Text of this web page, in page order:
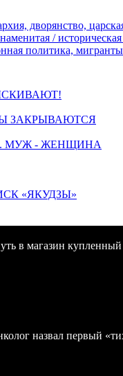
дворянство,
/ историческая
политика, мигранты
ЗАКРЫВАЮТСЯ
МУЖ - ЖЕНЩИНА
«ЯКУДЗЫ»
в магазин купленный
назвал первый